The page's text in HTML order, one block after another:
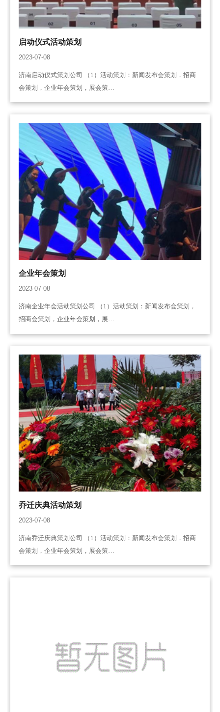
启动仪式活动策划
2023-07-08
济南启动仪式策划公司 （1）活动策划：新闻发布会策划，招商
会策划，企业年会策划，展会策…
企业年会策划
2023-07-08
济南企业年会活动策划公司 （1）活动策划：新闻发布会策划，
招商会策划，企业年会策划，展…
乔迁庆典活动策划
2023-07-08
济南乔迁庆典策划公司 （1）活动策划：新闻发布会策划，招商
会策划，企业年会策划，展会策…